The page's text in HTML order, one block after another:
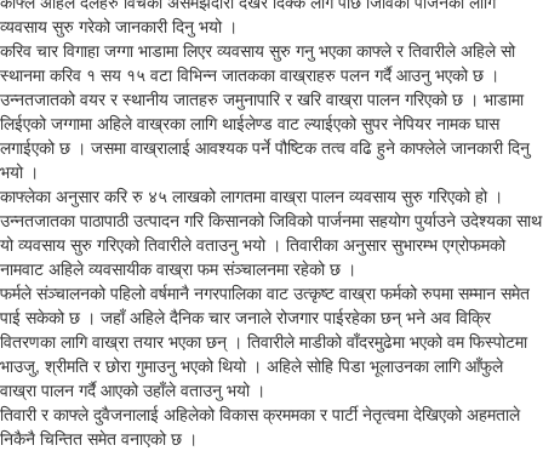
व्यवसाय सुरु गरेको जानकारी दिनु भयो ।
करिव चार विगाहा जग्गा भाडामा लिएर व्यवसाय सुरु गनु भएका काफ्ले र तिवारीले अहिले सो
स्थानमा करिव १ सय १५ वटा विभिन्न जातकका वाख्राहरु पलन गर्दै आउनु भएको छ ।
उन्नतजातको वयर र स्थानीय जातहरु जमुनापारि र खरि वाख्रा पालन गरिएको छ । भाडामा
लिईएको जग्गामा अहिले वाख्रका लागि थाईलेण्ड वाट ल्याईएको सुपर नेपियर नामक घास
लगाईएको छ । जसमा वाख्रालाई आवश्यक पर्ने पौष्टिक तत्व वढि हुने काफ्लेले जानकारी दिनु
भयो ।
काफ्लेका अनुसार करि रु ४५ लाखको लागतमा वाख्रा पालन व्यवसाय सुरु गरिएको हो ।
उन्नतजातका पाठापाठी उत्पादन गरि किसानको जिविको पार्जनमा सहयोग पुर्याउने उदेश्यका साथ
यो व्यवसाय सुरु गरिएको तिवारीले वताउनु भयो । तिवारीका अनुसार सुभारम्भ एग्रोफमको
नामवाट अहिले व्यवसायीक वाख्रा फम संञ्चालनमा रहेको छ ।
फर्मले संञ्चालनको पहिलो वर्षमानै नगरपालिका वाट उत्कृष्ट वाख्रा फर्मको रुपमा सम्मान समेत
पाई सकेको छ । जहाँ अहिले दैनिक चार जनाले रोजगार पाईरहेका छन् भने अव विक्रि
वितरणका लागि वाख्रा तयार भएका छन् । तिवारीले माडीको वाँदरमुढेमा भएको वम फिस्पोटमा
भाउजु, श्रीमति र छोरा गुमाउनु भएको थियो । अहिले सोहि पिडा भूलाउनका लागि आँफुले
वाख्रा पालन गर्दै आएको उहाँले वताउनु भयो ।
तिवारी र काफ्ले दुवैजनालाई अहिलेको विकास क्रममका र पार्टी नेतृत्वमा देखिएको अहमताले
निकैनै चिन्तित समेत वनाएको छ ।